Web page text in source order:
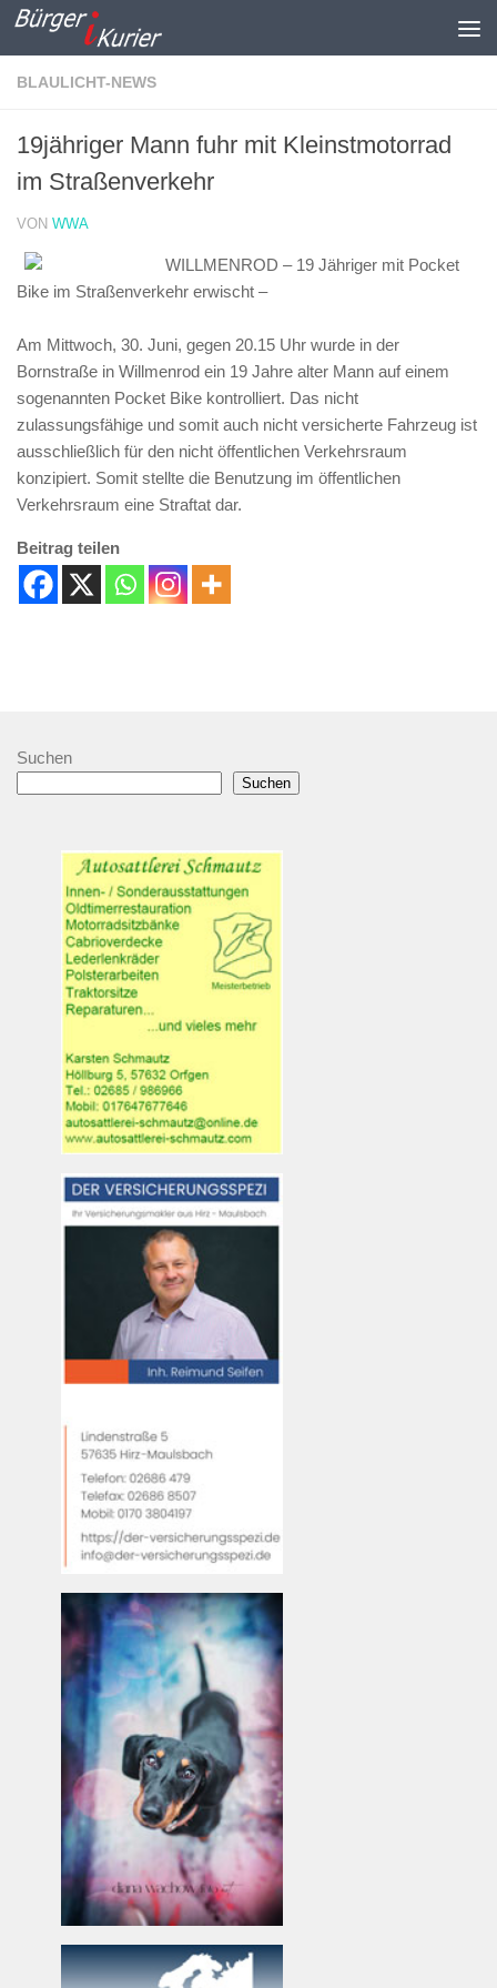
Zum Inhalt springen
BLAULICHT-NEWS
19jähriger Mann fuhr mit Kleinstmotorrad
im Straßenverkehr
VON WWA
WILLMENROD – 19 Jähriger mit Pocket
Bike im Straßenverkehr erwischt –
Am Mittwoch, 30. Juni, gegen 20.15 Uhr wurde in der
Bornstraße in Willmenrod ein 19 Jahre alter Mann auf einem
sogenannten Pocket Bike kontrolliert. Das nicht
zulassungsfähige und somit auch nicht versicherte Fahrzeug ist
ausschließlich für den nicht öffentlichen Verkehrsraum
konzipiert. Somit stellte die Benutzung im öffentlichen
Verkehrsraum eine Straftat dar.
Beitrag teilen
Suchen
Suchen